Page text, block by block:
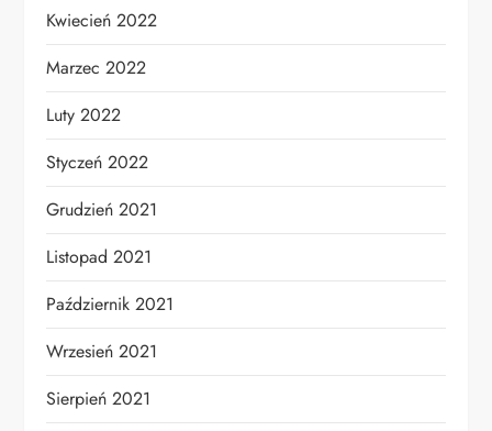
Kwiecień 2022
Marzec 2022
Luty 2022
Styczeń 2022
Grudzień 2021
Listopad 2021
Październik 2021
Wrzesień 2021
Sierpień 2021